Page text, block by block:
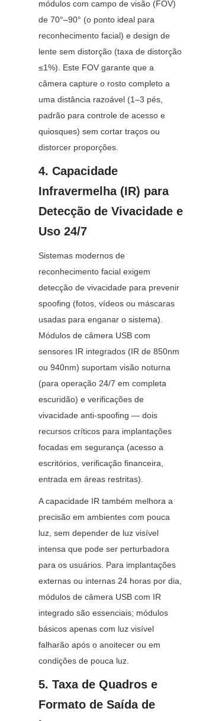
módulos com campo de visão (FOV)
de 70°–90° (o ponto ideal para
reconhecimento facial) e design de
lente sem distorção (taxa de distorção
≤1%). Este FOV garante que a
câmera capture o rosto completo a
uma distância razoável (1–3 pés,
padrão para controle de acesso e
quiosques) sem cortar traços ou
distorcer proporções.
4. Capacidade
Infravermelha (IR) para
Detecção de Vivacidade e
Uso 24/7
Sistemas modernos de
reconhecimento facial exigem
detecção de vivacidade para prevenir
spoofing (fotos, vídeos ou máscaras
usadas para enganar o sistema).
Módulos de câmera USB com
sensores IR integrados (IR de 850nm
ou 940nm) suportam visão noturna
(para operação 24/7 em completa
escuridão) e verificações de
vivacidade anti-spoofing — dois
recursos críticos para implantações
focadas em segurança (acesso a
escritórios, verificação financeira,
entrada em áreas restritas).
A capacidade IR também melhora a
precisão em ambientes com pouca
luz, sem depender de luz visível
intensa que pode ser perturbadora
para os usuários. Para implantações
externas ou internas 24 horas por dia,
módulos de câmera USB com IR
integrado são essenciais; módulos
básicos apenas com luz visível
falharão após o anoitecer ou em
condições de pouca luz.
5. Taxa de Quadros e
Formato de Saída de